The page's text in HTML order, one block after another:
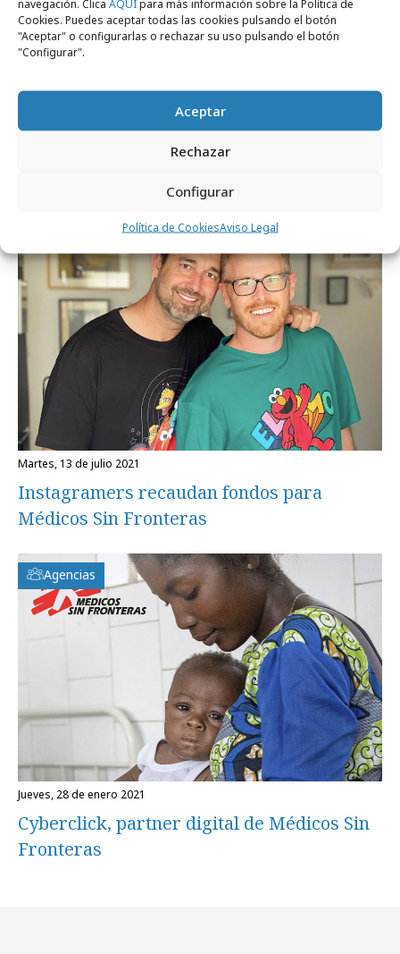
navegación. Clica AQUÍpara más información sobre la Política de
Cookies. Puedes aceptar todas las cookies pulsando el botón
"Aceptar" o configurarlas o rechazar su uso pulsando el botón
"Configurar".
Aceptar
Rechazar
Configurar
Política de CookiesAviso Legal
jueves, 12 de junio 2025
pregunta MSF
martes, 13 de julio 2021
Instagramers recaudan fondos para
Médicos Sin Fronteras
Agencias
jueves, 28 de enero 2021
Cyberclick, partner digital de Médicos Sin
Fronteras